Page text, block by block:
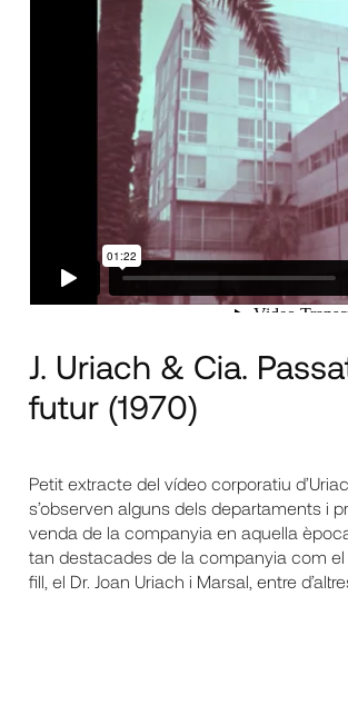
J. Uriach & Cia.
futur (1970)
Petit extracte del vídeo corporatiu
s’observen alguns dels departaments i
venda de la companyia en aquella
tan destacades de la companyia com el
fill, el Dr. Joan Uriach i Marsal, entre